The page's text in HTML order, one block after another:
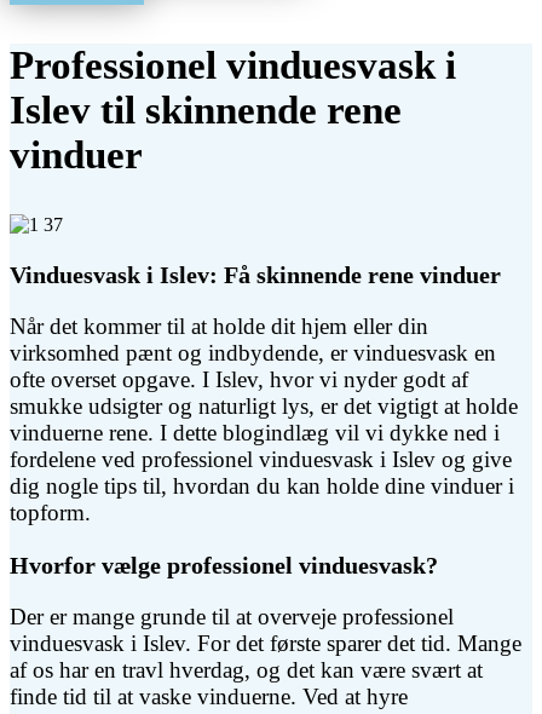
Professionel vinduesvask i
Islev til skinnende rene
vinduer
Vinduesvask i Islev: Få skinnende rene vinduer
Når det kommer til at holde dit hjem eller din
virksomhed pænt og indbydende, er vinduesvask en
ofte overset opgave. I Islev, hvor vi nyder godt af
smukke udsigter og naturligt lys, er det vigtigt at holde
vinduerne rene. I dette blogindlæg vil vi dykke ned i
fordelene ved professionel vinduesvask i Islev og give
dig nogle tips til, hvordan du kan holde dine vinduer i
topform.
Hvorfor vælge professionel vinduesvask?
Der er mange grunde til at overveje professionel
vinduesvask i Islev. For det første sparer det tid. Mange
af os har en travl hverdag, og det kan være svært at
finde tid til at vaske vinduerne. Ved at hyre